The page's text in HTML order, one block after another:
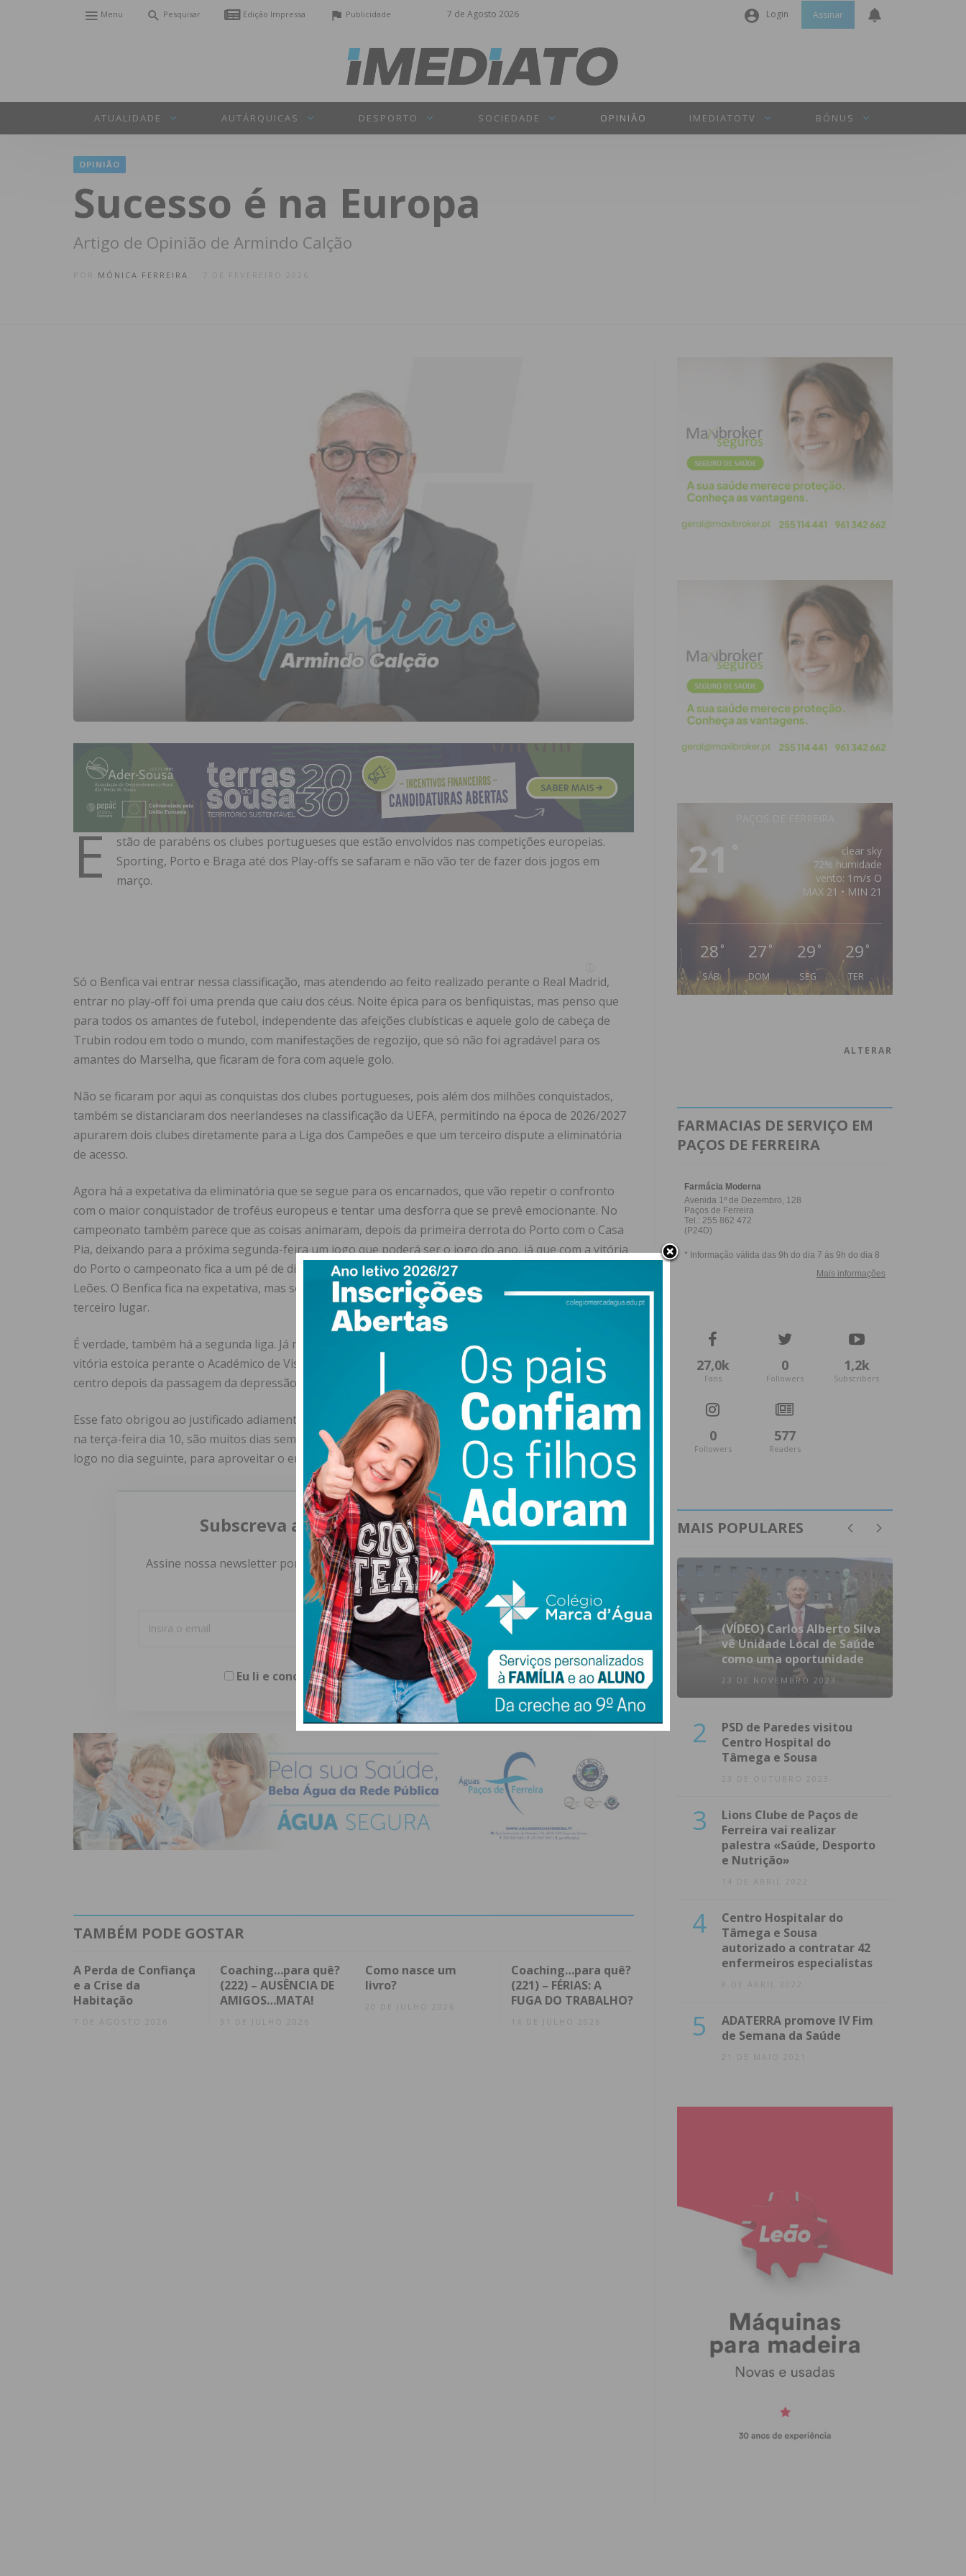
7 de Agosto 2026
Menu Pesquisar Edição Impressa Publicidade Login
Senha
Assinar
ATUALIDADE AUTÁRQUICAS DESPORTO SOCIEDADE OPINIÃO IMEDIATOTV BÓNUS
OPINIÃO
Sucesso é na Europa
Artigo de Opinião de Armindo Calção
MÓNICA FERREIRA 7 DE FEVEREIRO 2026
E
stão de parabéns os clubes portugueses que estão envolvidos nas competições europeias.
Sporting, Porto e Braga até dos Play-offs se safaram e não vão ter de fazer dois jogos em
março.
Só o Benfica vai entrar nessa classificação, mas atendendo ao feito realizado perante o Real Madrid,
entrar no play-off foi uma prenda que caiu dos céus. Noite épica para os benfiquistas, mas penso que
para todos os amantes de futebol, independente das afeições clubísticas e aquele golo de cabeça de
Trubin rodou em todo o mundo, com manifestações de regozijo, que só não foi agradável para os
amantes do Marselha, que ficaram de fora com aquele golo.
Não se ficaram por aqui as conquistas dos clubes portugueses, pois além dos milhões conquistados,
também se distanciaram dos neerlandeses na classificação da UEFA, permitindo na época de 2026/2027
apurarem dois clubes diretamente para a Liga dos Campeões e que um terceiro dispute a eliminatória
de acesso.
Agora há a expetativa da eliminatória que se segue para os encarnados, que vão repetir o confronto
com o maior conquistador de troféus europeus e tentar uma desforra que se prevê emocionante. No
campeonato também parece que as coisas animaram, depois da primeira derrota do Porto com o Casa
Pia, deixando para a próxima segunda-feira um jogo que poderá ser o jogo do ano, já que com a vitória
do Porto o campeonato fica a um pé de distância e a derrota acende a chama de conquista do tri para os
Leões. O Benfica fica na expetativa, mas se continuar a empatar com os últimos, fica de camarote no
terceiro lugar.
É verdade, também há a segunda liga. Já me esquecia depois de tantos dias sem competição, após a
vitória estoica perante o Académico de Viseu. Aproveito para lamentar o que se está a passar na região
centro depois da passagem da depressão Kristin e desejo que rapidamente tudo volte à normalidade.
Esse fato obrigou ao justificado adiamento do jogo com o U. Leria, mas jogar com o Sporting B apenas
na terça-feira dia 10, são muitos dias sem competir, quando depois da vitória em casa seria bom jogar
logo no dia seguinte, para aproveitar o embalo…
Subscreva a newsletter do Imediato
Assine nossa newsletter por e-mail e obtenha de forma regular a informação
atualizada.
Eu li e concordo com ostermos e condições
TAMBÉM PODE GOSTAR
A Perda de Confiança
e a Crise da
Habitação
7 DE AGOSTO 2026
Coaching…para quê?
(222) – AUSÊNCIA DE
AMIGOS…MATA!
Como nasce um
livro?
Coaching…para quê?
(221) – FÉRIAS: A
FUGA DO TRABALHO?
14 DE JULHO 2026
21
clear sky
72% humidade
vento: 1m/s O
MAX 21 • MIN 21
28 °
SÁB
27 °
DOM
29 °
SEG
29 °
TER
ALTERAR
FARMACIAS DE SERVIÇO EM
PAÇOS DE FERREIRA
27,0k
Fans
0
Followers
1,2k
Subscribers
0
Followers
577
Readers
MAIS POPULARES
1
(VÍDEO) Carlos Alberto Silva
vê Unidade Local de Saúde
como uma oportunidade
23 DE NOVEMBRO 2023
2
PSD de Paredes visitou
Centro Hospital do
Tâmega e Sousa
23 DE OUTUBRO 2023
3
Lions Clube de Paços de
Ferreira vai realizar
palestra «Saúde, Desporto
e Nutrição»
14 DE ABRIL 2022
4
Centro Hospitalar do
Tâmega e Sousa
autorizado a contratar 42
enfermeiros especialistas
8 DE ABRIL 2022
5
ADATERRA promove IV Fim
de Semana da Saúde
21 DE MAIO 2021